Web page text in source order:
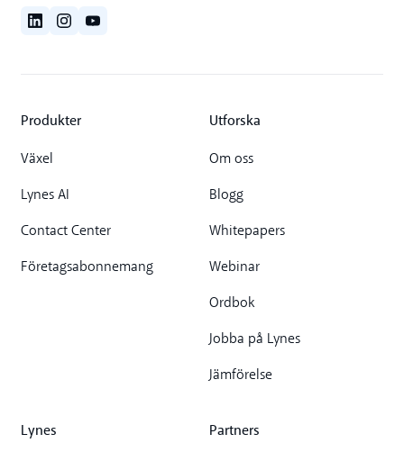
Produkter
Växel
Lynes AI
Contact Center
Företagsabonnemang
Utforska
Om oss
Blogg
Whitepapers
Webinar
Ordbok
Jobba på Lynes
Jämförelse
Lynes Partners